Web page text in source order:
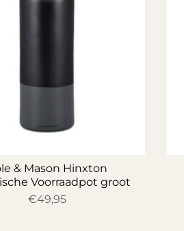
& Mason Hinxton
Voorraadpot groot
€49,95